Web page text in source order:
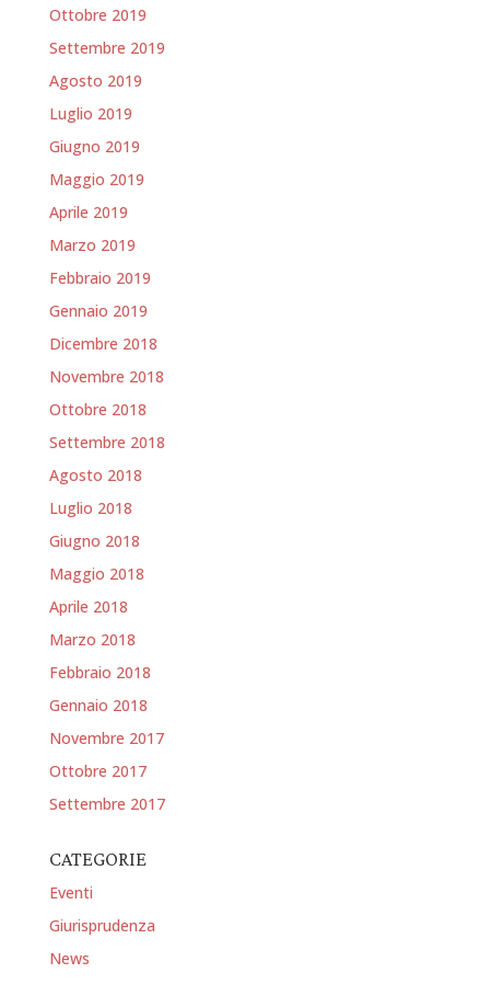
Ottobre 2019
Settembre 2019
Agosto 2019
Luglio 2019
Giugno 2019
Maggio 2019
Aprile 2019
Marzo 2019
Febbraio 2019
Gennaio 2019
Dicembre 2018
Novembre 2018
Ottobre 2018
Settembre 2018
Agosto 2018
Luglio 2018
Giugno 2018
Maggio 2018
Aprile 2018
Marzo 2018
Febbraio 2018
Gennaio 2018
Novembre 2017
Ottobre 2017
Settembre 2017
CATEGORIE
Eventi
Giurisprudenza
News